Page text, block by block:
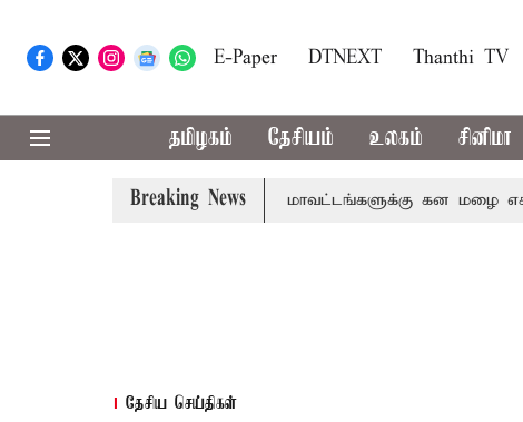
E-Paper DTNEXT Thanthi TV
தமிழகம் தேசியம் உலகம் சினிமா
Breaking News
தேனி,நீலகிரி ஆகிய மாவட்டங்களுக்கு கன மழை எச்சரிக்கை
தேசிய செய்திகள்